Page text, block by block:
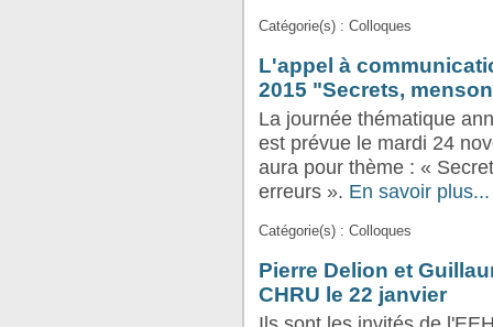
Catégorie(s) : Colloques
L'appel à
2015 "Secrets,
La journée thématique
est prévue le mardi 24
aura pour thème : «
erreurs ». En savoir plus...
Catégorie(s) : Colloques
Pierre Delion et
CHRU le 22 janvier